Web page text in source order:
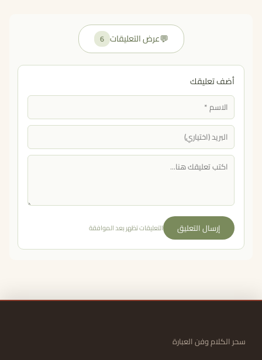
💬عرض التعليقات 6
أضف تعليقك
إرسال التعليق التعليقات تظهر بعد الموافقة
سحر الكلام وفن العبارة